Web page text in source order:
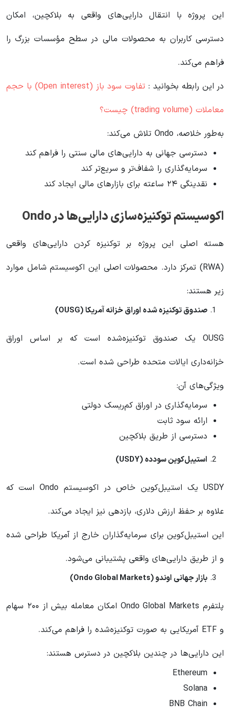
این پروژه با انتقال دارایی‌های واقعی به بلاکچین، امکان
دسترسی کاربران به محصولات مالی در سطح مؤسسات بزرگ را
فراهم می‌کند.
در این رابطه بخوانید‌ :
تفاوت سود باز (Open interest) با حجم
معاملات (trading volume) چیست؟
به‌طور خلاصه، Ondo تلاش می‌کند:
دسترسی جهانی به دارایی‌های مالی سنتی را فراهم کند
سرمایه‌گذاری را شفاف‌تر و سریع‌تر کند
نقدینگی ۲۴ ساعته برای بازارهای مالی ایجاد کند
اکوسیستم توکنیزه‌سازی دارایی‌ها در Ondo
هسته اصلی این پروژه بر توکنیزه کردن دارایی‌های واقعی
(RWA) تمرکز دارد. محصولات اصلی این اکوسیستم شامل موارد
زیر هستند:
صندوق توکنیزه شده اوراق خزانه آمریکا (OUSG)
OUSG یک صندوق توکنیزه‌شده است که بر اساس اوراق
خزانه‌داری ایالات متحده طراحی شده است.
ویژگی‌های آن:
سرمایه‌گذاری در اوراق کم‌ریسک دولتی
ارائه سود ثابت
دسترسی از طریق بلاکچین
استیبل‌کوین سودده (USDY)
USDY یک استیبل‌کوین خاص در اکوسیستم Ondo است که
علاوه بر حفظ ارزش دلاری، بازدهی نیز ایجاد می‌کند.
این استیبل‌کوین برای سرمایه‌گذاران خارج از آمریکا طراحی شده
و از طریق دارایی‌های واقعی پشتیبانی می‌شود.
بازار جهانی اوندو (Ondo Global Markets)
پلتفرم Ondo Global Markets امکان معامله بیش از ۲۰۰ سهام
و ETF آمریکایی به صورت توکنیزه‌شده را فراهم می‌کند.
این دارایی‌ها در چندین بلاکچین در دسترس هستند:
Ethereum
Solana
BNB Chain